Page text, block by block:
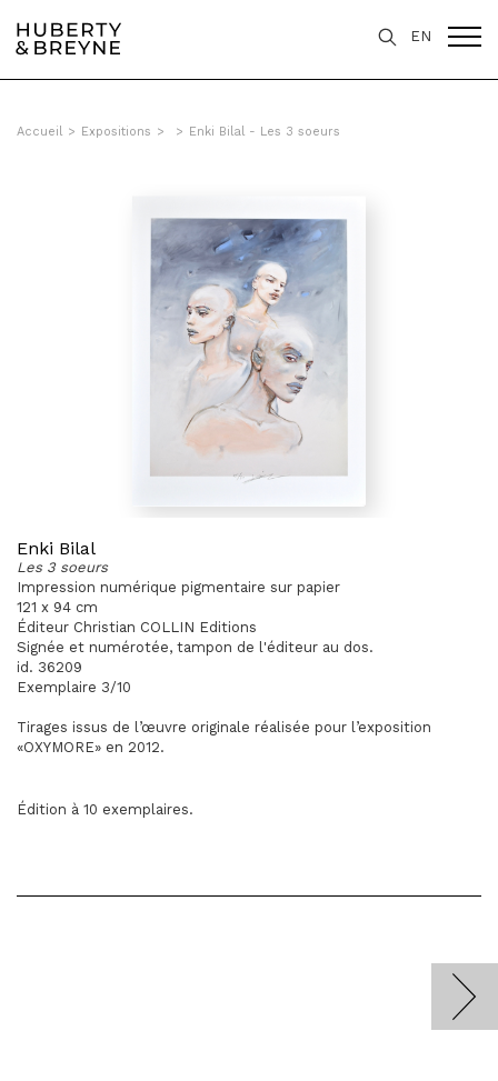
EN
Accueil > Expositions > > Enki Bilal - Les 3 soeurs
Enki Bilal
Les 3 soeurs
Impression numérique pigmentaire sur papier
121 x 94 cm
Éditeur Christian COLLIN Editions
Signée et numérotée, tampon de l'éditeur au dos.
id. 36209
Exemplaire 3/10
Tirages issus de l’œuvre originale réalisée pour l’exposition
«OXYMORE» en 2012.
Édition à 10 exemplaires.